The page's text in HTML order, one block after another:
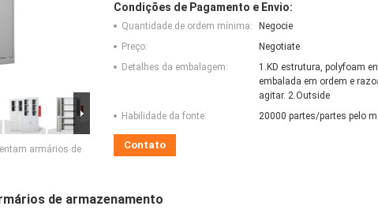
armários de
Condições de Pagamento e Envio:
Quantidade de ordem mínima:
Negocie
Preço:
Negotiate
Detalhes da embalagem:
1.KD estrutura, polyfoam
embalada em ordem e
agitar. 2.Outside
Habilidade da fonte:
20000 partes/partes pelo
Contato
de armazenamento